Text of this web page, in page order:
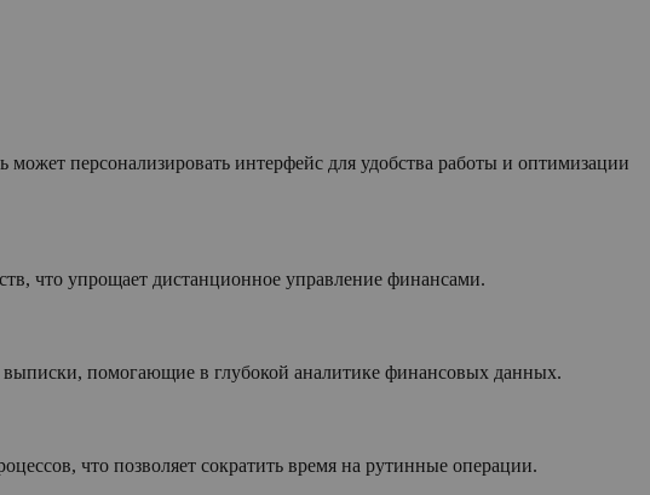
персонализировать интерфейс для удобства работы и оптимизации
что упрощает дистанционное управление финансами.
помогающие в глубокой аналитике финансовых данных.
что позволяет сократить время на рутинные операции.